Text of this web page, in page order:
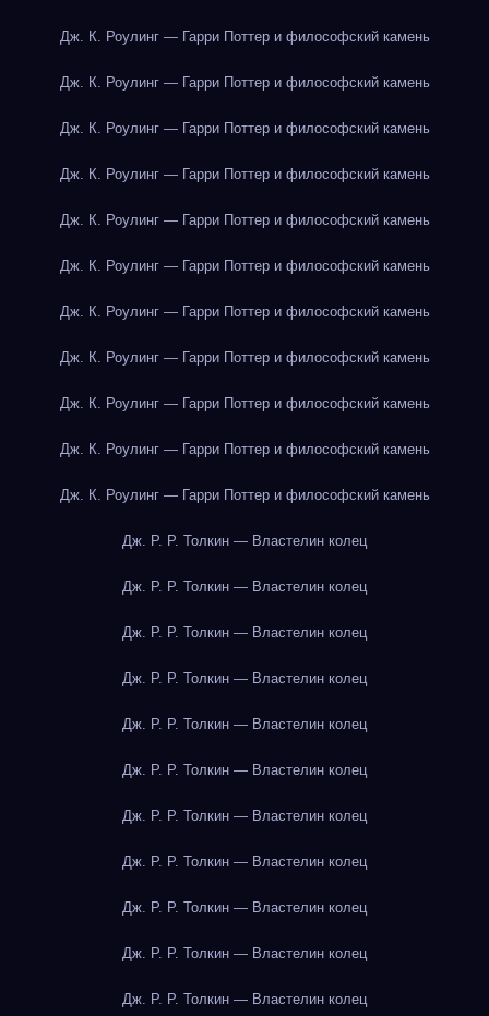
Дж. К. Роулинг — Гарри Поттер и философский камень
Дж. К. Роулинг — Гарри Поттер и философский камень
Дж. К. Роулинг — Гарри Поттер и философский камень
Дж. К. Роулинг — Гарри Поттер и философский камень
Дж. К. Роулинг — Гарри Поттер и философский камень
Дж. К. Роулинг — Гарри Поттер и философский камень
Дж. К. Роулинг — Гарри Поттер и философский камень
Дж. К. Роулинг — Гарри Поттер и философский камень
Дж. К. Роулинг — Гарри Поттер и философский камень
Дж. К. Роулинг — Гарри Поттер и философский камень
Дж. К. Роулинг — Гарри Поттер и философский камень
Дж. Р. Р. Толкин — Властелин колец
Дж. Р. Р. Толкин — Властелин колец
Дж. Р. Р. Толкин — Властелин колец
Дж. Р. Р. Толкин — Властелин колец
Дж. Р. Р. Толкин — Властелин колец
Дж. Р. Р. Толкин — Властелин колец
Дж. Р. Р. Толкин — Властелин колец
Дж. Р. Р. Толкин — Властелин колец
Дж. Р. Р. Толкин — Властелин колец
Дж. Р. Р. Толкин — Властелин колец
Дж. Р. Р. Толкин — Властелин колец